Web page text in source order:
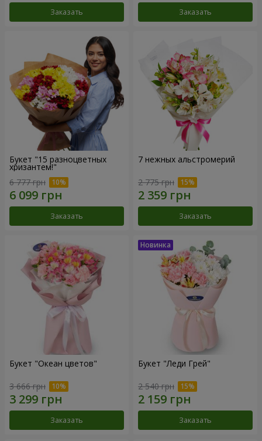
Заказать Заказать
Букет "15 разноцветных
хризантем!"
6 777 грн
Заказать
7 нежных альстромерий
2 775 грн
Заказать
Букет "Океан цветов"
3 666 грн
Заказать
Букет "Леди Грей"
2 540 грн
Заказать